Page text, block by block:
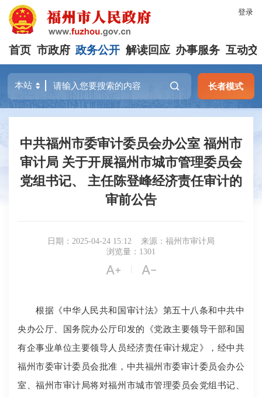
登录
首页 市政府 政务公开 解读回应 办事服务 互动交
长者模式
中共福州市委审计委员会办公室 福州市
审计局 关于开展福州市城市管理委员会
党组书记、 主任陈登峰经济责任审计的
审前公告
日期：2025-04-24 15:12
来源：福州市审计局
浏览量：1301
 | 
根据《中华人民共和国审计法》第五十八条和中共中
央办公厅、国务院办公厅印发的《党政主要领导干部和国
有企事业单位主要领导人员经济责任审计规定》，经中共
福州市委审计委员会批准，中共福州市委审计委员会办公
室、福州市审计局将对福州市城市管理委员会党组书记、